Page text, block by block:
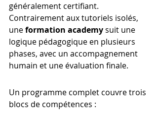
généralement certifiant.
Contrairement aux tutoriels isolés,
une formation academy suit une
logique pédagogique en plusieurs
phases, avec un accompagnement
humain et une évaluation finale.
Un programme complet couvre trois
blocs de compétences :